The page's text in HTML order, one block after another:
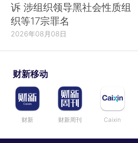
诉 涉组织领导黑社会性质组
织等17宗罪名
2026年08月08日
财新移动
财新 财新周刊 Caixin